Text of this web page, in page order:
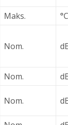
Maks.
°C
Nom.
Nom.
Nom.